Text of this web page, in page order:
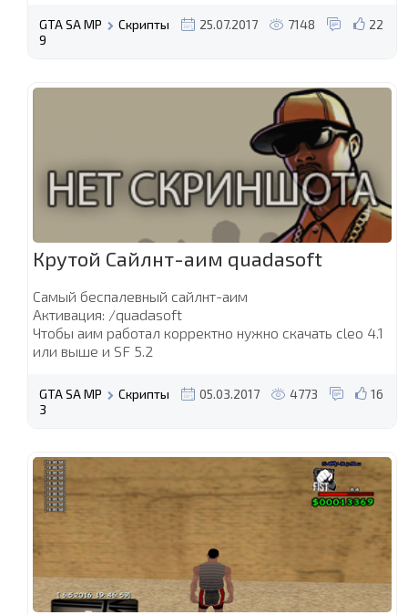
22
GTA SA MP Скрипты 25.07.2017
7148
9
Крутой Сайлнт-аим quadasoft
Самый беспалевный сайлнт-аим
Активация: /quadasoft
Чтобы аим работал корректно нужно скачать cleo 4.1
или выше и SF 5.2
16
GTA SA MP Скрипты 05.03.2017
4773
3